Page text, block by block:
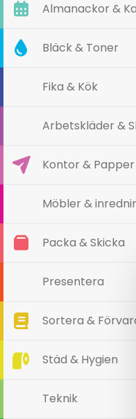
Almanackor &
Bläck & Toner
Fika & Kök
Arbetskläder &
Kontor & Papper
Möbler &
Packa & Skicka
Presentera
Sortera &
Städ & Hygien
Teknik